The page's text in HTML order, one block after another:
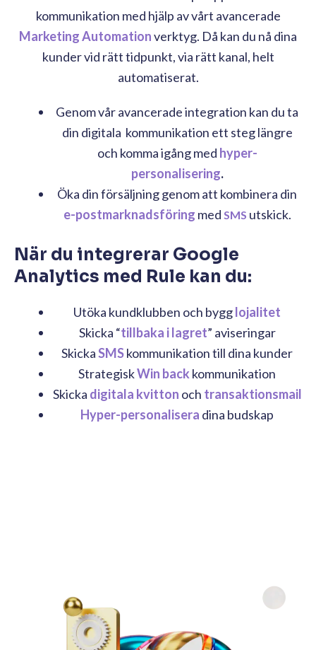
kommunikation med hjälp av vårt avancerade
Marketing Automationverktyg. Då kan du nå dina
kunder vid rätt tidpunkt, via rätt kanal, helt
automatiserat.
Genom vår avancerade integration kan du ta
din digitala kommunikation ett steg längre
och komma igång med hyper-
personalisering.
Öka din försäljning genom att kombinera din
e-postmarknadsföring med SMS utskick.
När du integrerar Google
Analytics med Rule kan du:
Utöka kundklubben och bygglojalitet
Skicka “tillbaka i lagret” aviseringar
SkickaSMSkommunikation till dina kunder
StrategiskWin backkommunikation
Skicka digitala kvitton och transaktionsmail
Hyper-personalisera dina budskap